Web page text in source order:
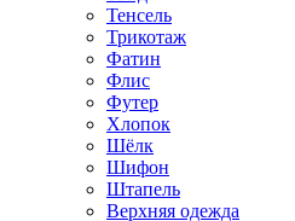
Тенсель
Трикотаж
Фатин
Флис
Футер
Хлопок
Шёлк
Шифон
Штапель
Верхняя одежда